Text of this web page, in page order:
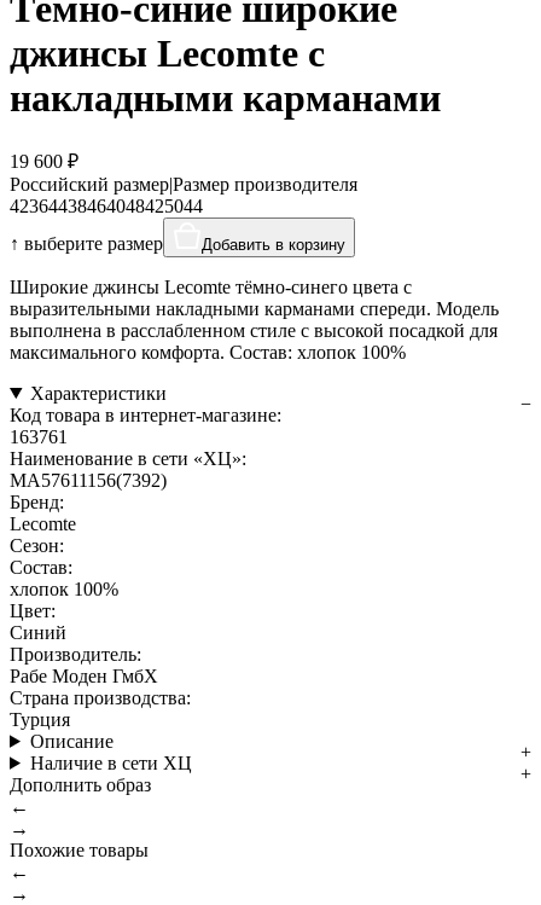
Тёмно-синие широкие
джинсы Lecomte с
накладными карманами
19 600 ₽
Российский размер|Размер производителя
42364438464048425044
↑ выберите размер
Добавить в корзину
Широкие джинсы Lecomte тёмно-синего цвета с
выразительными накладными карманами спереди. Модель
выполнена в расслабленном стиле с высокой посадкой для
максимального комфорта. Состав: хлопок 100%
Характеристики
Код товара в интернет-магазине:
163761
Наименование в сети «ХЦ»:
MA57611156(7392)
Бренд:
Lecomte
Сезон:
Состав:
хлопок 100%
Цвет:
Синий
Производитель:
Рабе Моден ГмбХ
Страна производства:
Турция
Описание
Наличие в сети ХЦ
Дополнить образ
←
→
Похожие товары
←
→